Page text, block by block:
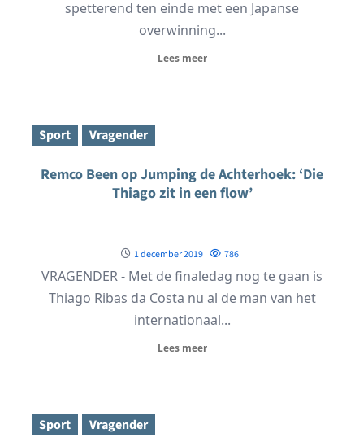
spetterend ten einde met een Japanse
overwinning...
Lees meer
Sport Vragender
Remco Been op Jumping de Achterhoek: ‘Die
Thiago zit in een flow’
1 december 2019 786
VRAGENDER - Met de finaledag nog te gaan is
Thiago Ribas da Costa nu al de man van het
internationaal...
Lees meer
Sport Vragender